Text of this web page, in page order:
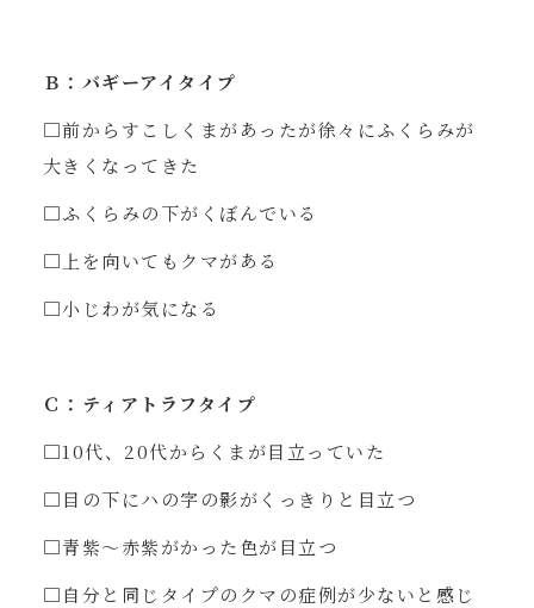
Ｂ：バギーアイタイプ
□前からすこしくまがあったが徐々にふくらみが
大きくなってきた
□ふくらみの下がくぼんでいる
□上を向いてもクマがある
□小じわが気になる
Ｃ：ティアトラフタイプ
□10代、20代からくまが目立っていた
□目の下にハの字の影がくっきりと目立つ
□青紫～赤紫がかった色が目立つ
□自分と同じタイプのクマの症例が少ないと感じ